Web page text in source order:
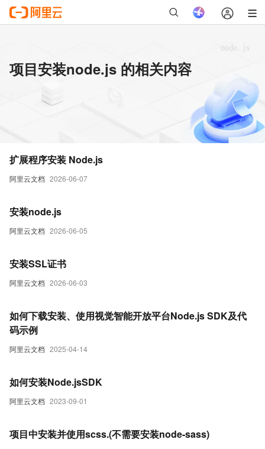
项目安装node.js 的相关内容
阿里云文档 2026-06-07
扩展程序安装 Node.js
阿里云文档 2026-06-05
安装node.js
阿里云文档 2026-06-03
安装SSL证书
阿里云文档 2025-04-14
如何下载安装、使用视觉智能开放平台Node.js SDK及代
码示例
阿里云文档 2023-09-01
如何安装Node.jsSDK
项目中安装并使用scss.(不需要安装node-sass)